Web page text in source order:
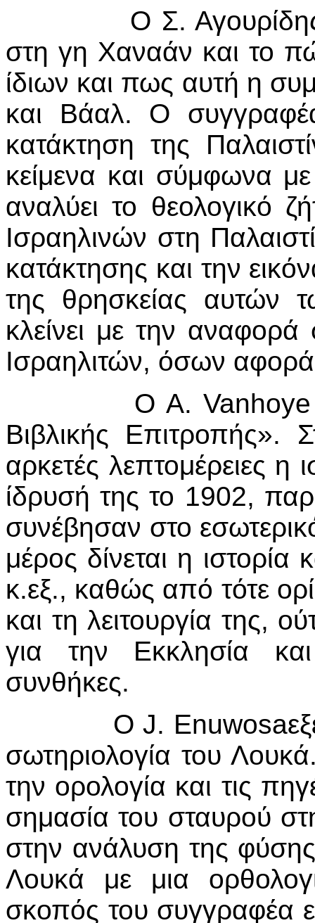
Ο Σ. Αγουρίδης
στη γη Χαναάν και το
ίδιων και πως αυτή η
και Βάαλ. Ο
κατάκτηση της
κείμενα και σύμφωνα
αναλύει το θεολογικό
Ισραηλινών στη
κατάκτησης και την
της θρησκείας αυτών
κλείνει με την
Ισραηλιτών, όσων αφορά
ΟA. Vanhoye
Βιβλικής Επιτροπής».
αρκετές λεπτομέρειες η
ίδρυσή της το 1902,
συνέβησαν στο
μέρος δίνεται η
κ.εξ., καθώς από τότε
και τη λειτουργία της,
για την Εκκλησία
συνθήκες.
ΟJ. Enuwosa
σωτηριολογία του
την ορολογία και τις
σημασία του σταυρού
στην ανάλυση της
Λουκά με μια
σκοπός του συγγραφέα